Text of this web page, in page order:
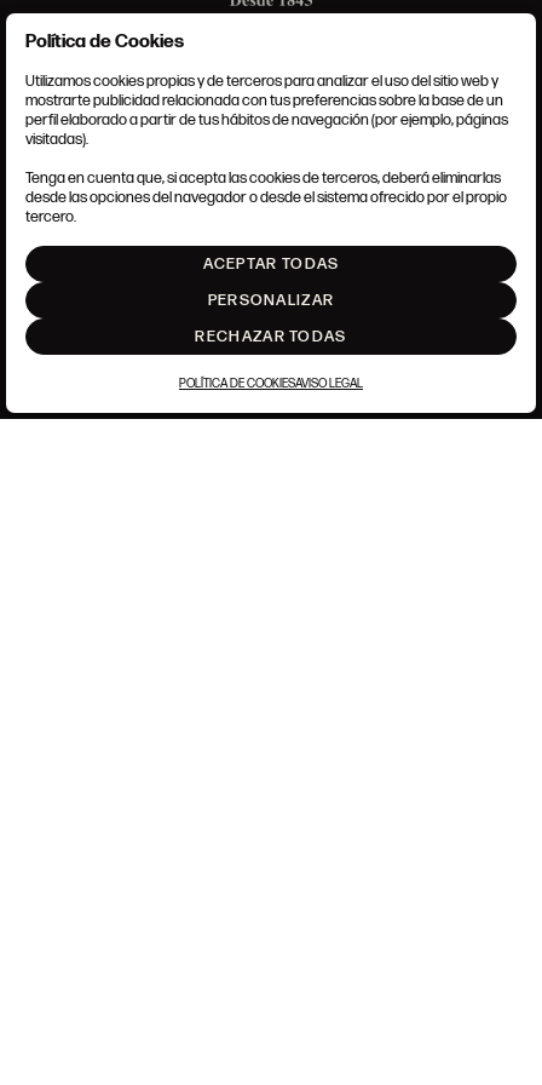
CONDICIONES GENERALES
POLÍTICA DE COOKIES
AJUSTE DE COOKIES
Política de Cookies
Utilizamos cookies propias y de terceros para analizar el uso del sitio web y
mostrarte publicidad relacionada con tus preferencias sobre la base de un
perfil elaborado a partir de tus hábitos de navegación (por ejemplo, páginas
visitadas).
Tenga en cuenta que, si acepta las cookies de terceros, deberá eliminarlas
desde las opciones del navegador o desde el sistema ofrecido por el propio
tercero.
ACEPTAR TODAS
PERSONALIZAR
RECHAZAR TODAS
POLÍTICA DE COOKIESAVISO LEGAL